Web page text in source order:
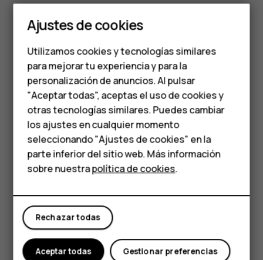
Smartphones
Teléfonos de gama
media
Teléfonos para
personas mayores
HMD Terra M
Comprar
Mi cuenta
En Chrome,
Presione el cuadro que se encuentra junto a la barra
Presione la pestaña que quiera.
Cerrar una pestaña
En Chrome,
Presione el cuadro que se encuentra junto a la barra
de dirección.
Presione
X en la pestaña que quiera cerrar.
Explore la Web y el mundo exterior con el buscador de
Google. Puede usar el teclado para escribir las palabras
de la búsqueda.
En Chrome,
Ajustes de cookies
Utilizamos cookies y tecnologías similares
para mejorar tu experiencia y para la
personalización de anuncios. Al pulsar
"Aceptar todas", aceptas el uso de cookies y
otras tecnologías similares. Puedes cambiar
los ajustes en cualquier momento
seleccionando "Ajustes de cookies" en la
parte inferior del sitio web. Más información
sobre nuestrapolítica de cookies.
Rechazar todas
Gestionar preferencias
Aceptar todas